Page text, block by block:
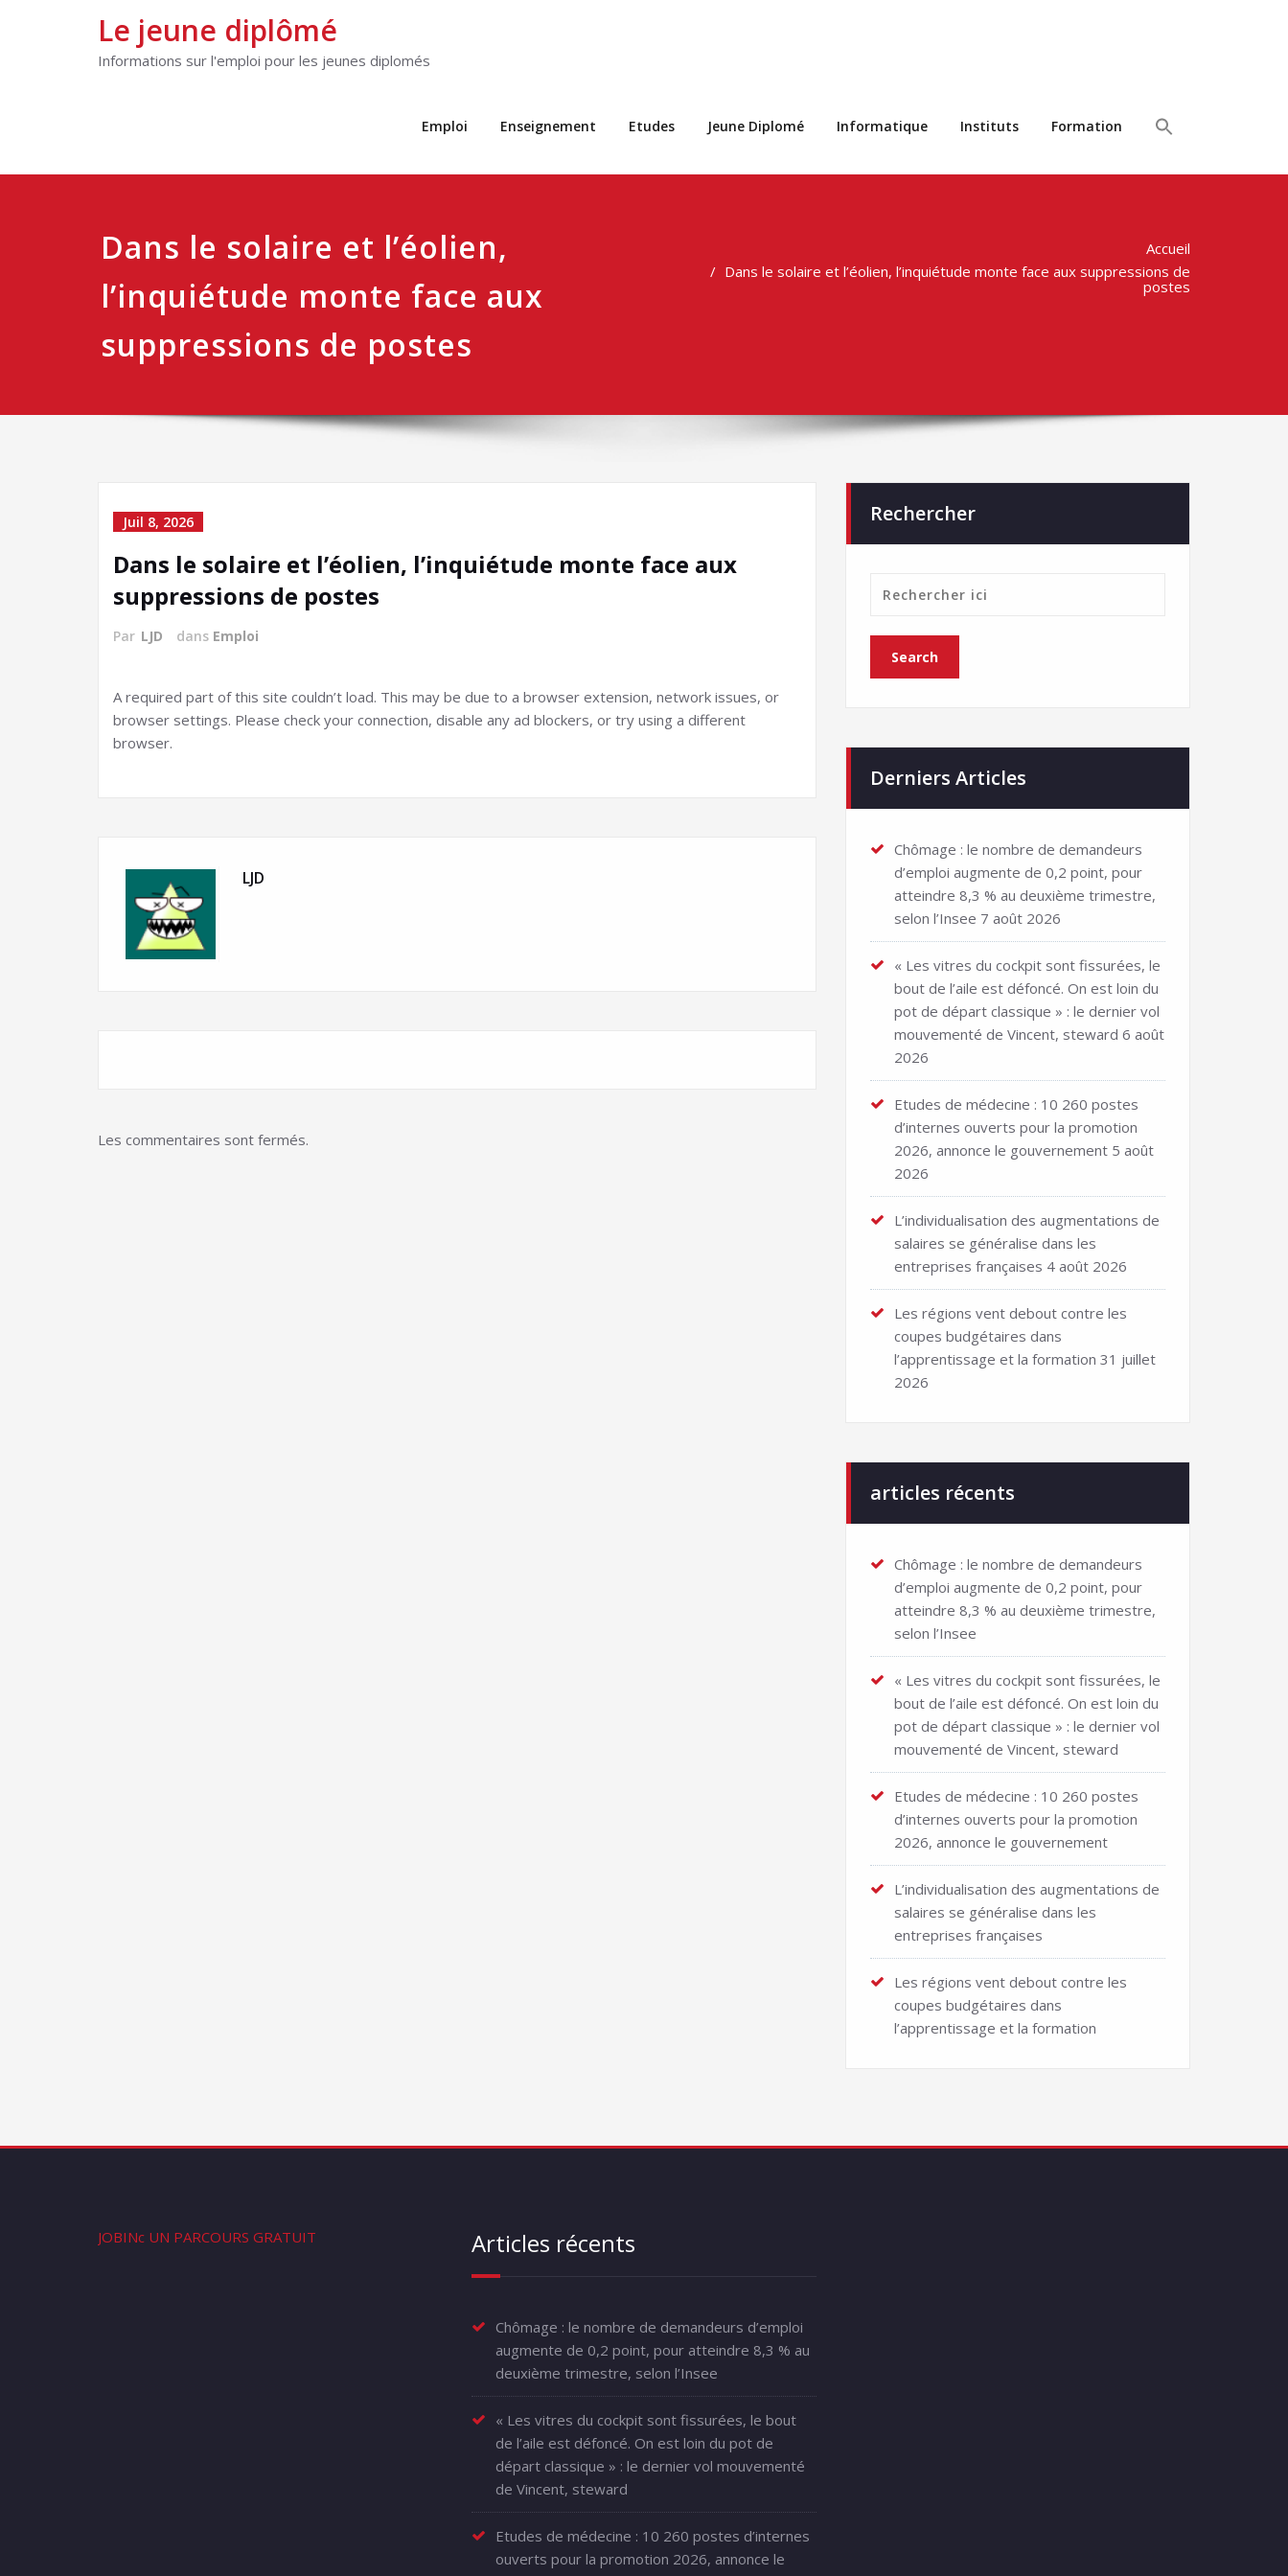
Le jeune diplômé
Informations sur l'emploi pour les jeunes diplomés
Emploi Enseignement Etudes Jeune Diplomé Informatique Instituts Formation
Dans le solaire et l’éolien,
l’inquiétude monte face aux
suppressions de postes
Accueil
Dans le solaire et l’éolien, l’inquiétude monte face aux suppressions de
postes
Juil 8, 2026
Dans le solaire et l’éolien, l’inquiétude monte face aux
suppressions de postes
Par LJD dans Emploi
A required part of this site couldn’t load. This may be due to a browser extension, network issues, or
browser settings. Please check your connection, disable any ad blockers, or try using a different
browser.
LJD
Les commentaires sont fermés.
Rechercher
Derniers Articles
Chômage : le nombre de demandeurs
d’emploi augmente de 0,2 point, pour
atteindre 8,3 % au deuxième trimestre,
selon l’Insee 7 août 2026
« Les vitres du cockpit sont fissurées, le
bout de l’aile est défoncé. On est loin du
pot de départ classique » : le dernier vol
mouvementé de Vincent, steward 6 août
2026
Etudes de médecine : 10 260 postes
d’internes ouverts pour la promotion
2026, annonce le gouvernement 5 août
2026
L’individualisation des augmentations de
salaires se généralise dans les
entreprises françaises 4 août 2026
Les régions vent debout contre les
coupes budgétaires dans
l’apprentissage et la formation 31 juillet
2026
articles récents
Chômage : le nombre de demandeurs
d’emploi augmente de 0,2 point, pour
atteindre 8,3 % au deuxième trimestre,
selon l’Insee
« Les vitres du cockpit sont fissurées, le
bout de l’aile est défoncé. On est loin du
pot de départ classique » : le dernier vol
mouvementé de Vincent, steward
Etudes de médecine : 10 260 postes
d’internes ouverts pour la promotion
2026, annonce le gouvernement
L’individualisation des augmentations de
salaires se généralise dans les
entreprises françaises
Les régions vent debout contre les
coupes budgétaires dans
l’apprentissage et la formation
JOBINc UN PARCOURS GRATUIT Articles récents
Chômage : le nombre de demandeurs d’emploi
augmente de 0,2 point, pour atteindre 8,3 % au
deuxième trimestre, selon l’Insee
« Les vitres du cockpit sont fissurées, le bout
de l’aile est défoncé. On est loin du pot de
départ classique » : le dernier vol mouvementé
de Vincent, steward
Etudes de médecine : 10 260 postes d’internes
ouverts pour la promotion 2026, annonce le